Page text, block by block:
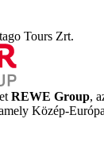
egyes helyi
és 23:00 óra
All Inclusive
besorolása:
Tours Zrt.
REWE Group,
Közép-